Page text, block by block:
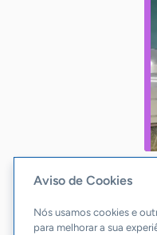
Aviso de Cookies
Nós usamos cookies e
para melhorar a sua